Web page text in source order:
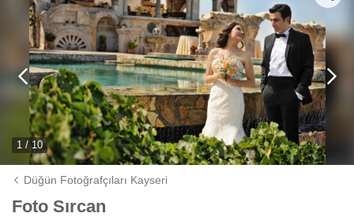
1 / 10
Düğün Fotoğrafçıları Kayseri
Foto Sırcan